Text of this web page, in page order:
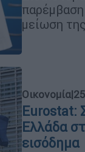
μείωση
Οικονομία|
Eurostat:
Ελλάδα
εισόδημα